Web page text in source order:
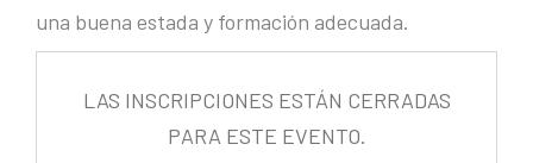
una buena estada y formación adecuada.
LAS INSCRIPCIONES ESTÁN CERRADAS
PARA ESTE EVENTO.